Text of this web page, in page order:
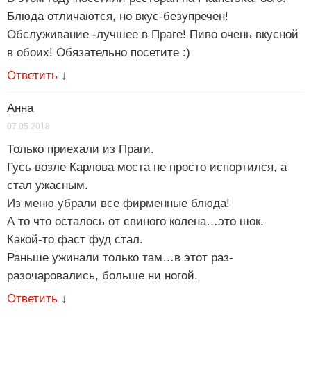
Блюда отличаются, но вкус-безупречен!
Обслуживание -лучшее в Праге! Пиво очень вкусной
в обоих! Обязательно посетите :)
Ответить ↓
Анна
07.05.2018
Только приехали из Праги.
Гусь возле Карлова моста не просто испортился, а
стал ужасным.
Из меню убрали все фирменные блюда!
А то что осталось от свиного колена…это шок.
Какой-то фаст фуд стал.
Раньше ужинали только там…в этот раз-
разочаровались, больше ни ногой.
Ответить ↓